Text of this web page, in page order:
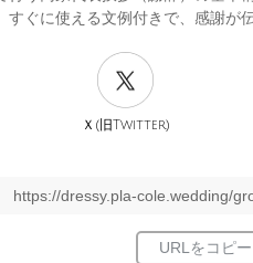
すぐに使える文例付きで、感謝が
Ｘ(旧Twitter)
https://dressy.pla-cole.wedding/